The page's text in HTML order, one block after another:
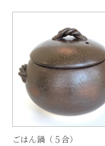
ごはん鍋（５合）